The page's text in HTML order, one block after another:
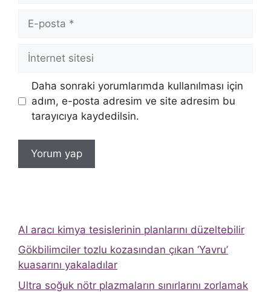
posta
İnternet
Daha sonraki yorumlarımda kullanılması için
adım, e-posta adresim ve site adresim bu
tarayıcıya kaydedilsin.
AI aracı kimya tesislerinin planlarını düzeltebilir
Gökbilimciler tozlu kozasından çıkan ‘Yavru’
kuasarını yakaladılar
Ultra soğuk nötr plazmaların sınırlarını zorlamak